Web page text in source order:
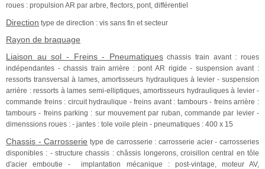
roues : propulsion AR par arbre, flectors, pont, différentiel
Direction type de direction : vis sans fin et secteur
Rayon de braquage
Liaison au sol - Freins - Pneumatiqueschassis train avant : roues
indépendantes - chassis train arrière : pont AR rigide - suspension avant :
ressorts transversal à lames, amortisseurs hydrauliques à levier - suspension
arrière : ressorts à lames semi-elliptiques, amortisseurs hydrauliques à levier -
commande freins : circuit hydraulique - freins avant : tambours - freins arrière :
tambours - freins parking : sur mouvement par ruban, commande par levier -
dimenssions roues : - jantes : tole voile plein - pneumatiques : 400 x 15
Chassis - Carrosserie type de carrosserie : carrosserie acier - carrosseries
disponibles : - structure chassis : châssis longerons, croisillon central en tôle
d'acier emboutie - implantation mécanique : post-vintage, moteur AV,